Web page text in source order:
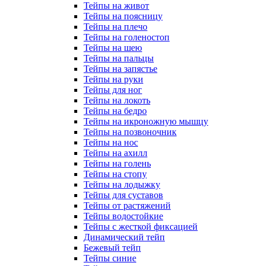
Тейпы на живот
Тейпы на поясницу
Тейпы на плечо
Тейпы на голеностоп
Тейпы на шею
Тейпы на пальцы
Тейпы на запястье
Тейпы на руки
Тейпы для ног
Тейпы на локоть
Тейпы на бедро
Тейпы на икроножную мышцу
Тейпы на позвоночник
Тейпы на нос
Тейпы на ахилл
Тейпы на голень
Тейпы на стопу
Тейпы на лодыжку
Тейпы для суставов
Тейпы от растяжений
Тейпы водостойкие
Тейпы с жесткой фиксацией
Динамический тейп
Бежевый тейп
Тейпы синие